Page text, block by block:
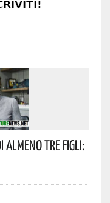
Almeno Tre Figli: